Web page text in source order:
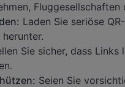
Laden Sie seriöse
Sie sicher, dass
Seien Sie